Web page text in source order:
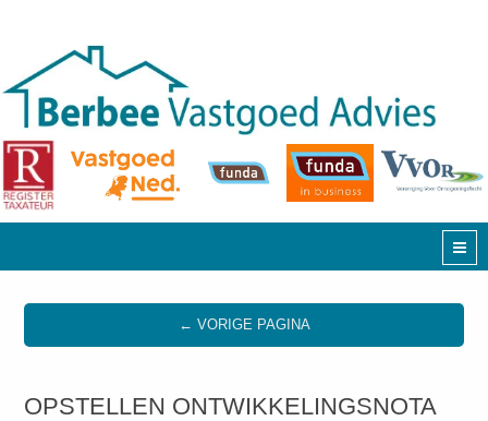
← VORIGE PAGINA
OPSTELLEN ONTWIKKELINGSNOTA